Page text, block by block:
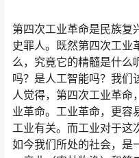
第四次工业革命是民族复
史罪人。既然第四次工业
么，究竟它的精髓是什么
吗？是人工智能吗？我们
人觉得，第四次工业革命
业革命。工业革命，更容
工业有关。而工业对于这
如今我们所处的社会，是